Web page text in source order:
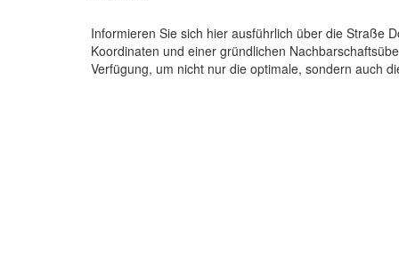
Informieren Sie sich hier ausführlich über die Straße
Koordinaten und einer gründlichen
Verfügung, um nicht nur die optimale, sondern auch